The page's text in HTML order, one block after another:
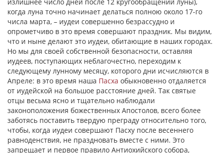
когда луна точно начинает делаться полною около 17-го
числа марта, – иудеи совершенно безрассудно и
опрометчиво в это время совершают праздник. Мы видим,
что и ныне делают это иудеи, обитающие в наших городах.
Но мы для своей собственной безопасности, оставляя
иудеев, поступающих неблагочестно, переходим к
следующему лунному месяцу, которого дни исчисляются в
Апреле: в это время наша Пасха обыкновенно отдаляется
от иудейской на большое расстояние дней. Так святые
отцы весьма ясно и тщательно наблюдали
законоположения божественных Апостолов, всего более
заботясь поставить твердую преграду относительно того,
чтобы, когда иудеи совершают Пасху после весеннего
равноденствия, не праздновать вместе с ними. Это
запрещает и первое правило Антиохийского собора,